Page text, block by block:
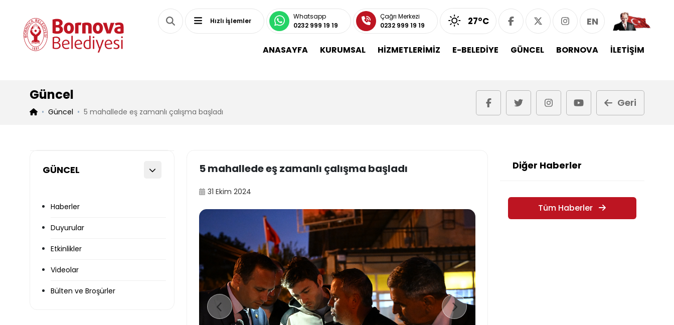
Hızlı İşlemler
Whatsapp
0232 999 19 19
Çağrı Merkezi
0232 999 19 19
27°C EN
ANASAYFA KURUMSAL HİZMETLERİMİZ E-BELEDİYE GÜNCEL BORNOVA İLETİŞİM
Güncel
Güncel 5 mahallede eş zamanlı çalışma başladı
Geri
GÜNCEL
Haberler
Duyurular
Etkinlikler
Videolar
Bülten ve Broşürler
5 mahallede eş zamanlı çalışma başladı
31 Ekim 2024
Diğer Haberler
Tüm Haberler